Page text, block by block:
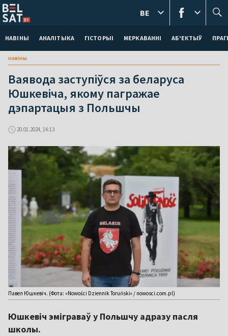
НАВІНЫ АНАЛІТЫКА ГІСТОРЫІ МЕРКАВАННI АБ'ЕКТЫЎ
BE
навіны
Ваявода заступіўся за беларуса
Юшкевіча, якому пагражае
дэпартацыя з Польшчы
20.01.2024, 14:13
Павел Юшкевіч. (Фота: «Nowości Dziennik Toruński» / nowosci.com.pl)
Юшкевіч эміграваў у Польшчу адразу пасля
школы.